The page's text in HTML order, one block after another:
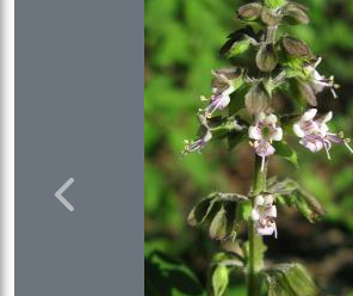
Previous